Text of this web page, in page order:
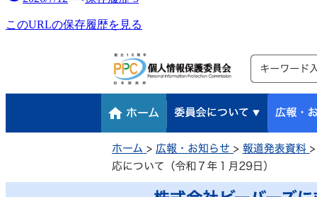
このURLの保存履歴を見る